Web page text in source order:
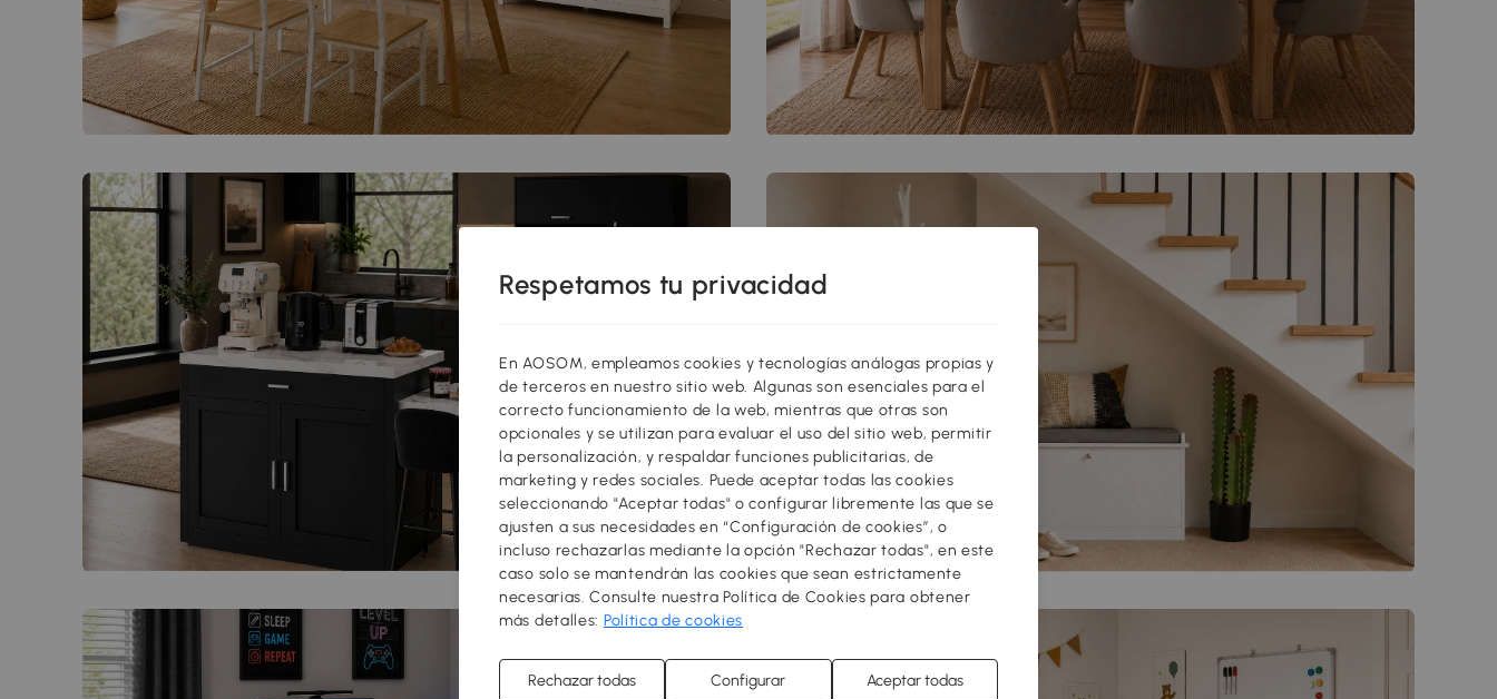
Respetamos tu privacidad
En AOSOM, empleamos cookies y tecnologías análogas propias y
de terceros en nuestro sitio web. Algunas son esenciales para el
correcto funcionamiento de la web, mientras que otras son
opcionales y se utilizan para evaluar el uso del sitio web, permitir
la personalización, y respaldar funciones publicitarias, de
marketing y redes sociales. Puede aceptar todas las cookies
seleccionando "Aceptar todas" o configurar libremente las que se
ajusten a sus necesidades en “Configuración de cookies”, o
incluso rechazarlas mediante la opción "Rechazar todas", en este
caso solo se mantendrán las cookies que sean estrictamente
necesarias. Consulte nuestra Política de Cookies para obtener
más detalles: Política de cookies
Rechazar todas Configurar Aceptar todas